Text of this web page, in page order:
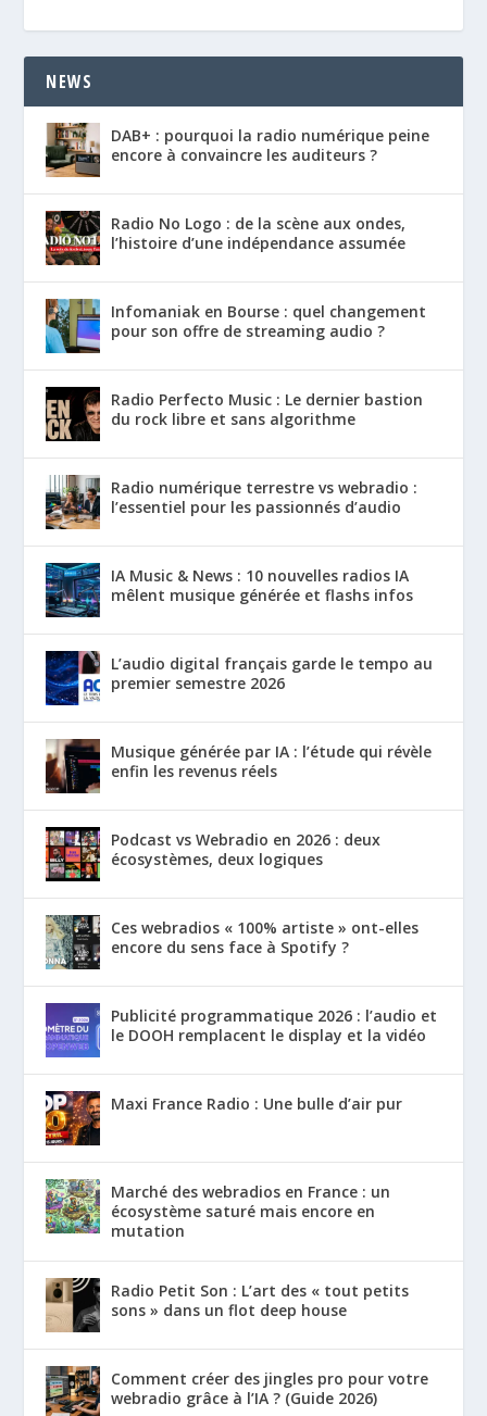
NEWS
DAB+ : pourquoi la radio numérique peine
encore à convaincre les auditeurs ?
Radio No Logo : de la scène aux ondes,
l’histoire d’une indépendance assumée
Infomaniak en Bourse : quel changement
pour son offre de streaming audio ?
Radio Perfecto Music : Le dernier bastion
du rock libre et sans algorithme
Radio numérique terrestre vs webradio :
l’essentiel pour les passionnés d’audio
IA Music & News : 10 nouvelles radios IA
mêlent musique générée et flashs infos
L’audio digital français garde le tempo au
premier semestre 2026
Musique générée par IA : l’étude qui révèle
enfin les revenus réels
Podcast vs Webradio en 2026 : deux
écosystèmes, deux logiques
Ces webradios « 100% artiste » ont-elles
encore du sens face à Spotify ?
Publicité programmatique 2026 : l’audio et
le DOOH remplacent le display et la vidéo
Maxi France Radio : Une bulle d’air pur
Marché des webradios en France : un
écosystème saturé mais encore en
mutation
Radio Petit Son : L’art des « tout petits
sons » dans un flot deep house
Comment créer des jingles pro pour votre
webradio grâce à l’IA ? (Guide 2026)